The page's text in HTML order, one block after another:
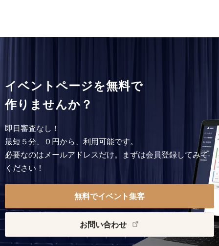
イベントページを無料で
作りませんか？
即日審査なし！
最短５分、０円から、利用可能です。
必要なのはメールアドレスだけ。まずは会員登録してみて
ください！
無料でイベント集客
お問い合わせ